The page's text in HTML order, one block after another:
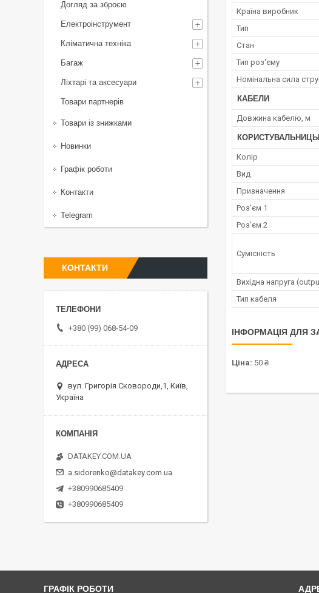
Країна виробник
Тип
Стан
Тип роз'єму
Номінальна сила
КАБЕЛИ
Довжина кабелю, м
Колір
Вид
Призначення
Роз'єм 1
Роз'єм 2
Сумісність
Вихідна напруга
Тип кабеля
ІНФОРМАЦІЯ ДЛЯ
Ціна: 50 ₴
Догляд за зброєю
Електроінструмент
Кліматична техніка
Багаж
Ліхтарі та аксесуари
Товари партнерів
Товари із знижками
Новинки
Графік роботи
Контакти
Telegram
КОНТАКТИ
+380 (99) 068-54-09
вул. Григорія Сковороди,1, Київ,
Україна
DATAKEY.COM.UA
a.sidorenko@datakey.com.ua
+380990685409
+380990685409
ГРАФІК РОБОТИ